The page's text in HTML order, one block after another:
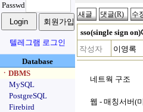
Passwd
텔레그램 로그인
Database
ㆍDBMS
MySQL
PostgreSQL
Firebird
sso(single sign on)
작성자
이영록
네트웍 구조
웹 - 매칭서버(